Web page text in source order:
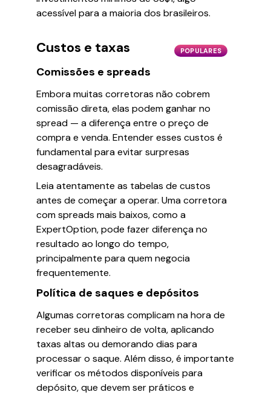
acessível para a maioria dos brasileiros.
POPULARES
Custos e taxas
Comissões e spreads
Embora muitas corretoras não cobrem
comissão direta, elas podem ganhar no
spread — a diferença entre o preço de
compra e venda. Entender esses custos é
fundamental para evitar surpresas
desagradáveis.
Leia atentamente as tabelas de custos
antes de começar a operar. Uma corretora
com spreads mais baixos, como a
ExpertOption, pode fazer diferença no
resultado ao longo do tempo,
principalmente para quem negocia
frequentemente.
Política de saques e depósitos
Algumas corretoras complicam na hora de
receber seu dinheiro de volta, aplicando
taxas altas ou demorando dias para
processar o saque. Além disso, é importante
verificar os métodos disponíveis para
depósito, que devem ser práticos e